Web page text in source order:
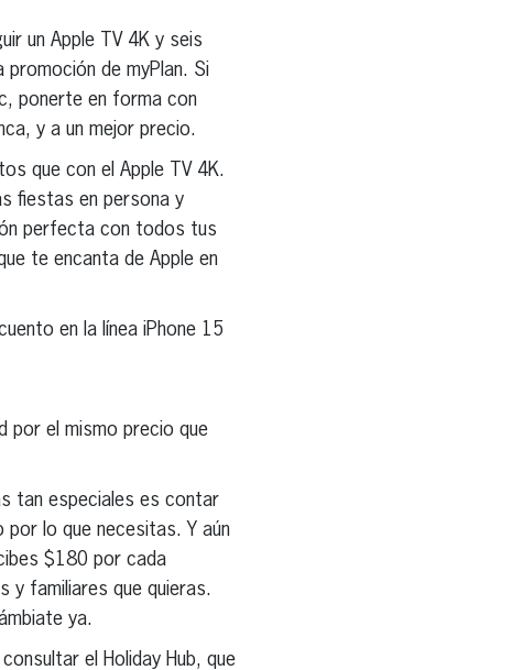
un Apple TV 4K y seis
promoción de myPlan. Si
ponerte en forma con
y a un mejor precio.
que con el Apple TV 4K.
fiestas en persona y
perfecta con todos tus
te encanta de Apple en
en la línea iPhone 15
por el mismo precio que
tan especiales es contar
lo que necesitas. Y aún
$180 por cada
y familiares que quieras.
ya.
el Holiday Hub, que